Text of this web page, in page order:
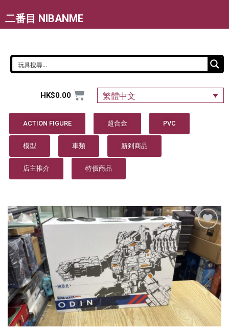
二番目 NIBANME
HK$0.00 繁體中文
ACTION FIGURE 超合金 PVC
模型 車類 新到商品
店主推介 特價商品